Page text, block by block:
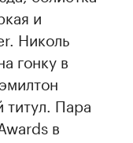
и
Николь
гонку в
титул. Пара
в